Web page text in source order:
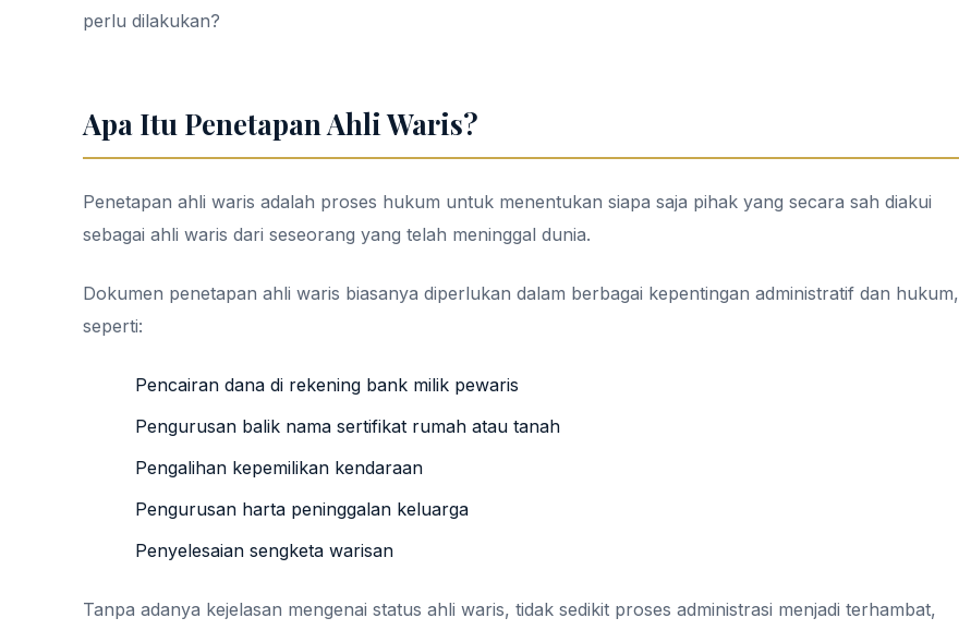
perlu dilakukan?
Apa Itu Penetapan Ahli Waris?
Penetapan ahli waris adalah proses hukum untuk menentukan siapa saja pihak yang secara sah diakui
sebagai ahli waris dari seseorang yang telah meninggal dunia.
Dokumen penetapan ahli waris biasanya diperlukan dalam berbagai kepentingan administratif dan hukum,
seperti:
Pencairan dana di rekening bank milik pewaris
Pengurusan balik nama sertifikat rumah atau tanah
Pengalihan kepemilikan kendaraan
Pengurusan harta peninggalan keluarga
Penyelesaian sengketa warisan
Tanpa adanya kejelasan mengenai status ahli waris, tidak sedikit proses administrasi menjadi terhambat,